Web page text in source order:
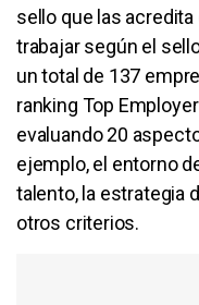
sello que las
trabajar según el
un total de 137
ranking Top
evaluando 20
ejemplo, el entorno
talento, la estrategia
otros criterios.